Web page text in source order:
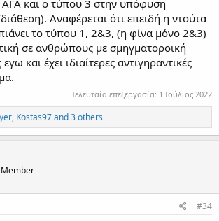
ΑΓΑ και ο τύπου 3 στην υπόφυση
Αναφέρεται ότι επειδή η ντούτα
το τύπου 1, 2&3, (η φίνα μόνο 2&3)
σε ανθρώπους με σμηγματοροική
και έχει ιδιαίτερες αντιγηραντικές
Τελευταία επεξεργασία: 1 Ιούλιος 2022
, Kostas97and 3 others
#34